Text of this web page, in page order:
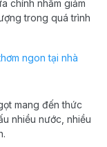
chính nhằm giảm
trong quá trình
ngon tại nhà
mang đến thức
nhiều nước, nhiều